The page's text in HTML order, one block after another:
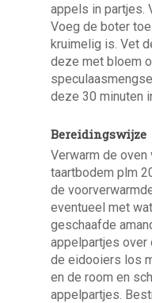
appels in partjes.
Voeg de boter
kruimelig is. Vet
deze met bloem
deze 30 minuten
Bereidingswijze
Verwarm de oven
taartbodem plm
de
eventueel met
geschaafde
appelpartjes over
de eidooiers los
en de room en
appelpartjes.